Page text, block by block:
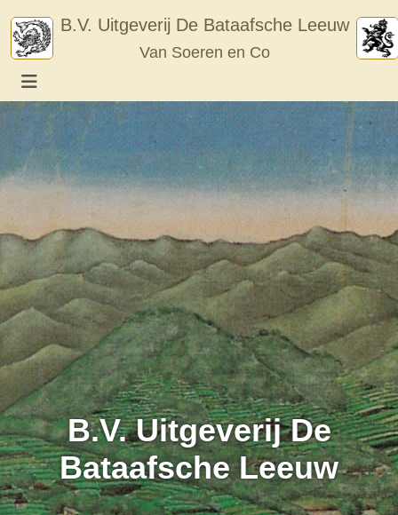
content
B.V. Uitgeverij De Bataafsche Leeuw
Van Soeren en Co
B.V. Uitgeverij De
Bataafsche Leeuw